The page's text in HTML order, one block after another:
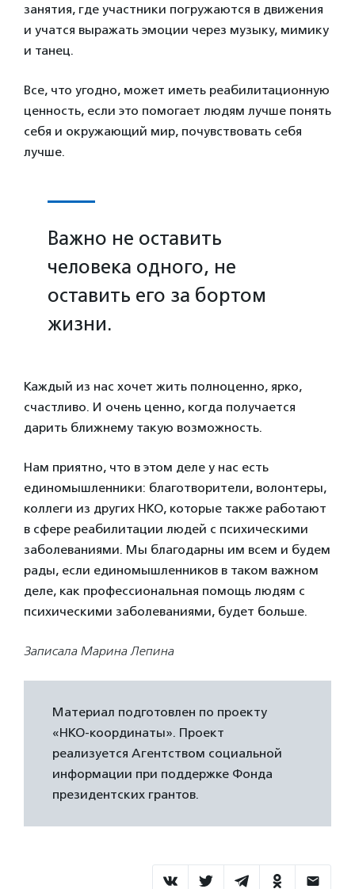
занятия, где участники погружаются в движения
и учатся выражать эмоции через музыку, мимику
и танец.
Все, что угодно, может иметь реабилитационную
ценность, если это помогает людям лучше понять
себя и окружающий мир, почувствовать себя
лучше.
Важно не оставить
человека одного, не
оставить его за бортом
жизни.
Каждый из нас хочет жить полноценно, ярко,
счастливо. И очень ценно, когда получается
дарить ближнему такую возможность.
Нам приятно, что в этом деле у нас есть
единомышленники: благотворители, волонтеры,
коллеги из других НКО, которые также работают
в сфере реабилитации людей с психическими
заболеваниями. Мы благодарны им всем и будем
рады, если единомышленников в таком важном
деле, как профессиональная помощь людям с
психическими заболеваниями, будет больше.
Записала Марина Лепина
Материал подготовлен по проекту
«НКО-координаты». Проект
реализуется Агентством социальной
информации при поддержке Фонда
президентских грантов.